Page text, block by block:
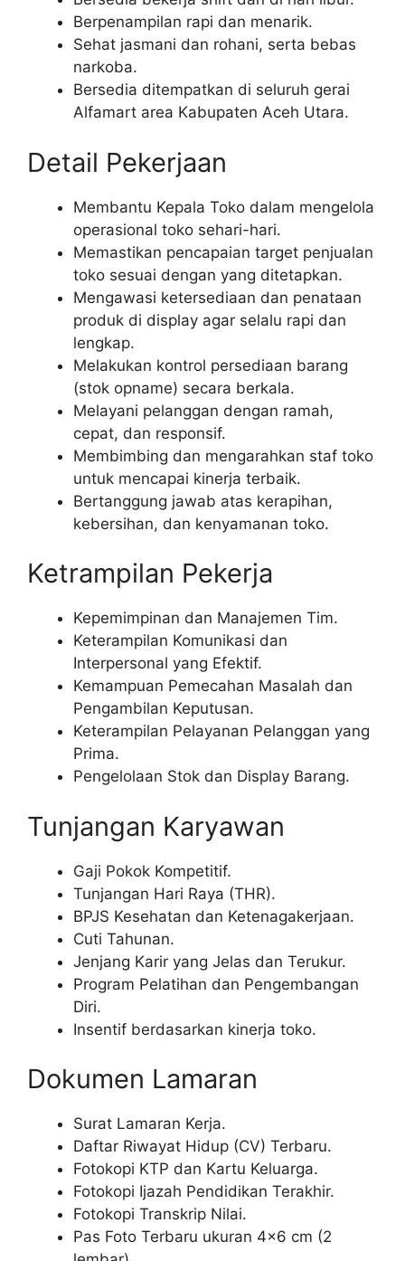
Berpenampilan rapi dan menarik.
Sehat jasmani dan rohani, serta bebas
narkoba.
Bersedia ditempatkan di seluruh gerai
Alfamart area Kabupaten Aceh Utara.
Detail Pekerjaan
Membantu Kepala Toko dalam mengelola
operasional toko sehari-hari.
Memastikan pencapaian target penjualan
toko sesuai dengan yang ditetapkan.
Mengawasi ketersediaan dan penataan
produk di display agar selalu rapi dan
lengkap.
Melakukan kontrol persediaan barang
(stok opname) secara berkala.
Melayani pelanggan dengan ramah,
cepat, dan responsif.
Membimbing dan mengarahkan staf toko
untuk mencapai kinerja terbaik.
Bertanggung jawab atas kerapihan,
kebersihan, dan kenyamanan toko.
Ketrampilan Pekerja
Kepemimpinan dan Manajemen Tim.
Keterampilan Komunikasi dan
Interpersonal yang Efektif.
Kemampuan Pemecahan Masalah dan
Pengambilan Keputusan.
Keterampilan Pelayanan Pelanggan yang
Prima.
Pengelolaan Stok dan Display Barang.
Tunjangan Karyawan
Gaji Pokok Kompetitif.
Tunjangan Hari Raya (THR).
BPJS Kesehatan dan Ketenagakerjaan.
Cuti Tahunan.
Jenjang Karir yang Jelas dan Terukur.
Program Pelatihan dan Pengembangan
Diri.
Insentif berdasarkan kinerja toko.
Dokumen Lamaran
Surat Lamaran Kerja.
Daftar Riwayat Hidup (CV) Terbaru.
Fotokopi KTP dan Kartu Keluarga.
Fotokopi Ijazah Pendidikan Terakhir.
Fotokopi Transkrip Nilai.
Pas Foto Terbaru ukuran 4×6 cm (2